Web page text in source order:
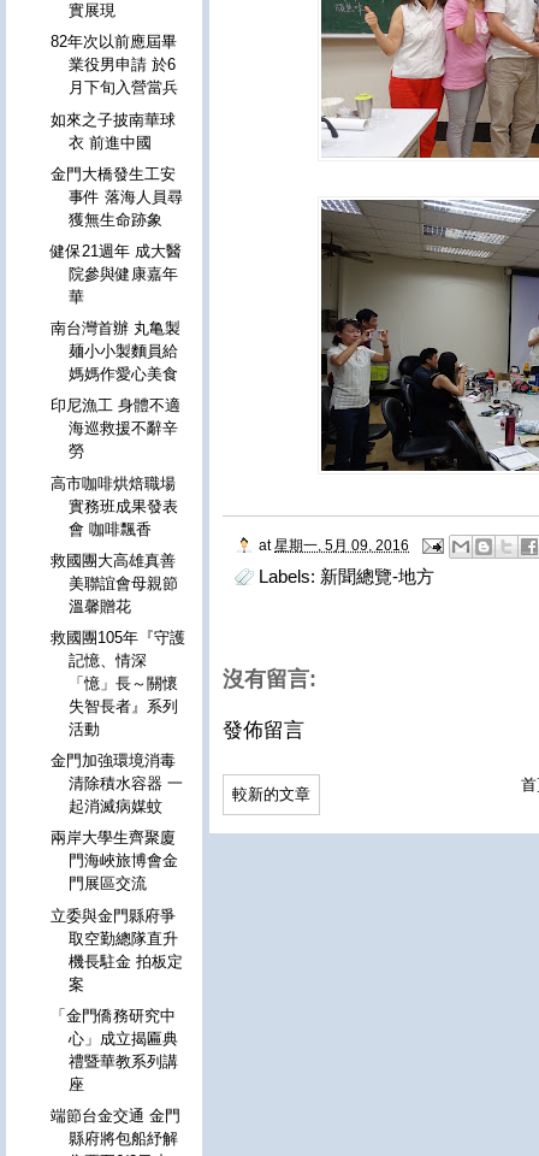
at 星期一, 5月 09, 2016
Labels: 新聞總覽-地方
沒有留言:
發佈留言
較新的文章
實展現
82年次以前應屆畢
業役男申請 於6
月下旬入營當兵
如來之子披南華球
衣 前進中國
金門大橋發生工安
事件 落海人員尋
獲無生命跡象
健保21週年 成大醫
院參與健康嘉年
華
南台灣首辦 丸亀製
麺小小製麵員給
媽媽作愛心美食
印尼漁工 身體不適
海巡救援不辭辛
勞
高市咖啡烘焙職場
實務班成果發表
會 咖啡飄香
救國團大高雄真善
美聯誼會母親節
溫馨贈花
救國團105年『守護
記憶、情深
「憶」長～關懷
失智長者』系列
活動
金門加強環境消毒
清除積水容器 一
起消滅病媒蚊
兩岸大學生齊聚廈
門海峽旅博會金
門展區交流
立委與金門縣府爭
取空勤總隊直升
機長駐金 拍板定
案
「金門僑務研究中
心」成立揭匾典
禮暨華教系列講
座
端節台金交通 金門
縣府將包船紓解